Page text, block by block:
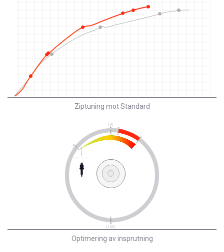
Ziptuning mot Standard
Optimering av insprutning